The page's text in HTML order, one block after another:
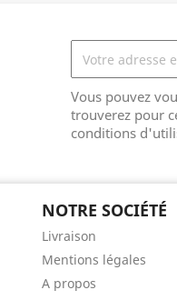
Vous pouvez
trouverez pour
conditions
NOTRE SOCIÉTÉ
Livraison
Mentions légales
A propos